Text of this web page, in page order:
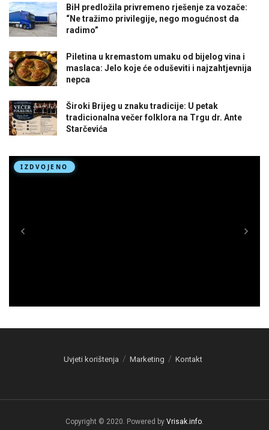
BiH predložila privremeno rješenje za vozače:
“Ne tražimo privilegije, nego mogućnost da
radimo”
Piletina u kremastom umaku od bijelog vina i
maslaca: Jelo koje će oduševiti i najzahtjevnija
nepca
Široki Brijeg u znaku tradicije: U petak
tradicionalna večer folklora na Trgu dr. Ante
Starčevića
Uvjeti korištenja Marketing Kontakt
Copyright © 2020. Powered by Vrisak.info.